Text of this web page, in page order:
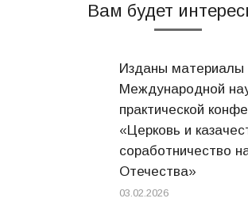
Вам будет
Изданы материалы
Международной
практической
«Церковь и
соработничество
Отечества»
03.02.2026